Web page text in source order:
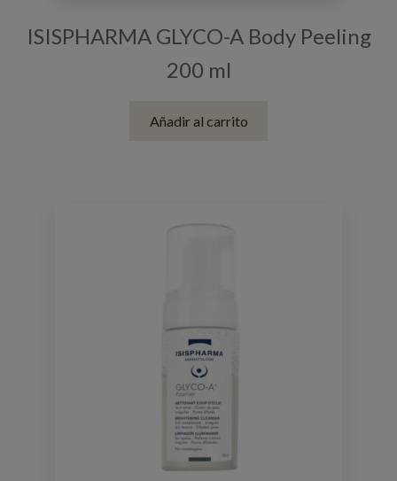
ISISPHARMA GLYCO-A Body Peeling
200 ml
Añadir al carrito